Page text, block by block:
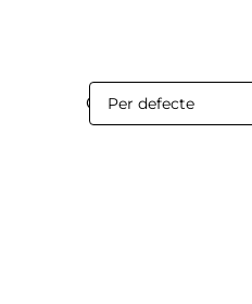
Ordenar per: